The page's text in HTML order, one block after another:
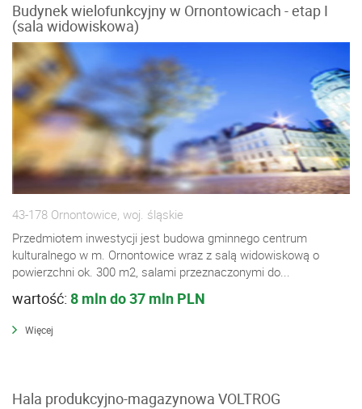
Budynek wielofunkcyjny w Ornontowicach - etap I
(sala widowiskowa)
43-178 Ornontowice, woj. śląskie
Przedmiotem inwestycji jest budowa gminnego centrum
kulturalnego w m. Ornontowice wraz z salą widowiskową o
powierzchni ok. 300 m2, salami przeznaczonymi do...
wartość: 8 mln do 37 mln PLN
Więcej
Hala produkcyjno-magazynowa VOLTROG